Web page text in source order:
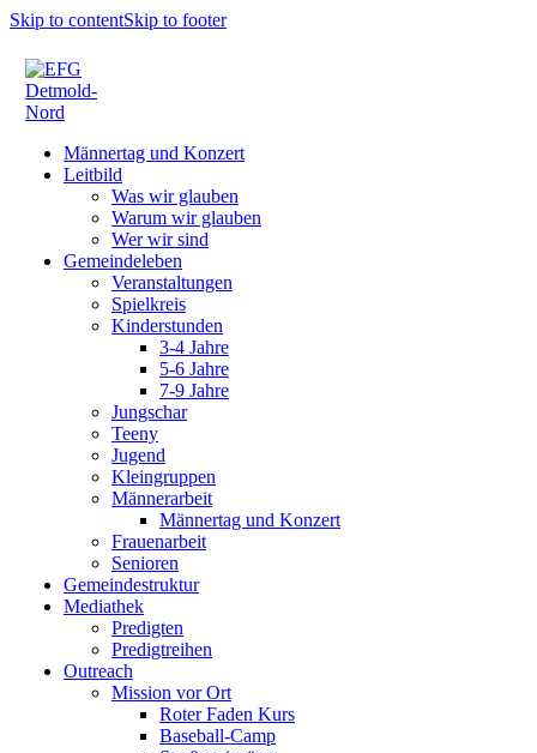
Skip to contentSkip to footer
Männertag und Konzert
Leitbild
Was wir glauben
Warum wir glauben
Wer wir sind
Gemeindeleben
Veranstaltungen
Spielkreis
Kinderstunden
3-4 Jahre
5-6 Jahre
7-9 Jahre
Jungschar
Teeny
Jugend
Kleingruppen
Männerarbeit
Männertag und Konzert
Frauenarbeit
Senioren
Gemeindestruktur
Mediathek
Predigten
Predigtreihen
Outreach
Mission vor Ort
Roter Faden Kurs
Baseball-Camp